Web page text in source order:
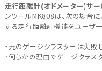
走行距離計(オドメーター)サー
ンツールMK808は、次の場合に
する走行距離計機能をユーザー
・元のゲージクラスターは失敗
・何らかの理由でゲージクラ